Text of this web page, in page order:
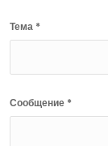
Тема *
Сообщение *